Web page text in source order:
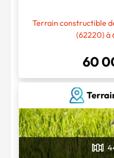
Terrain constructible
(62220)
60